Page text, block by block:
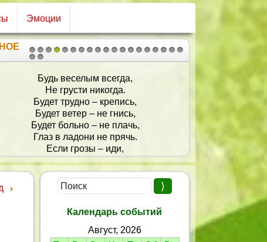
Эмоции
1 2
2021
Будь веселым всегда,
Не грусти никогда.
Будет трудно – крепись,
Будет ветер – не гнись,
Будет больно – не плачь,
Глаз в ладони не прячь.
Если грозы – иди,
Если слезы – сотри,
Если страшно – держись.
Помни, жизнь – это жизнь!
Календарь событий
Август, 2026